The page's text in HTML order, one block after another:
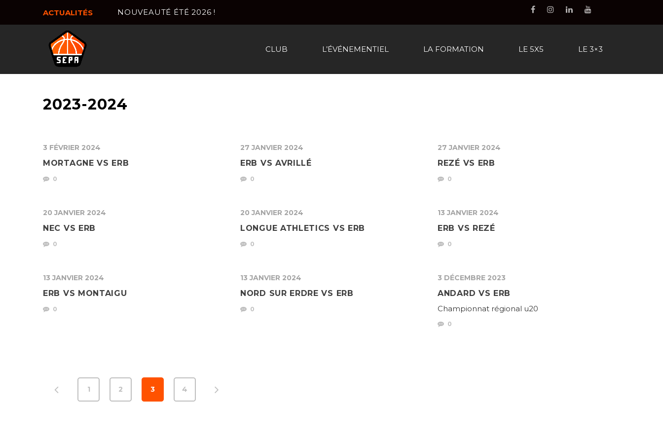
ACTUALITÉS NOUVEAUTÉ ÉTÉ 2026 !
CLUB L’ÉVÉNEMENTIEL LA FORMATION LE 5X5 LE 3×3
2023-2024
3 FÉVRIER 2024
MORTAGNE VS ERB
0
27 JANVIER 2024
ERB VS AVRILLÉ
0
27 JANVIER 2024
REZÉ VS ERB
0
20 JANVIER 2024
NEC VS ERB
0
20 JANVIER 2024
LONGUE ATHLETICS VS ERB
0
13 JANVIER 2024
ERB VS REZÉ
0
13 JANVIER 2024
ERB VS MONTAIGU
0
13 JANVIER 2024
NORD SUR ERDRE VS ERB
0
3 DÉCEMBRE 2023
ANDARD VS ERB
Championnat régional u20
0
1 2 3 4